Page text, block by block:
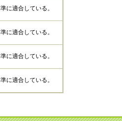
に適合している。
に適合している。
に適合している。
に適合している。